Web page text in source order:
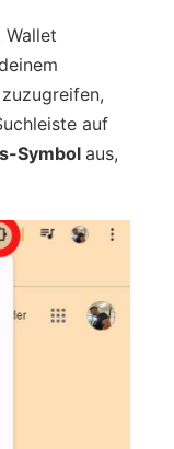
auf
Symbol aus,